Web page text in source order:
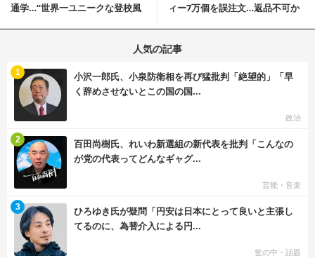
通学…“世界一ユニークな登校風
ィー7万個を誤注文…返品不可か
人気の記事
小沢一郎氏、小泉防衛相を再び猛批判「絶望的」「早
く辞めさせないとこの国の国...
政治
1
百田尚樹氏、れいわ新選組の新代表を批判「こんなの
が党の代表ってどんなギャグ...
芸能・音楽
2
ひろゆき氏が疑問「円安は日本にとって良いと主張し
てるのに、為替介入による円...
世の中・話題
3